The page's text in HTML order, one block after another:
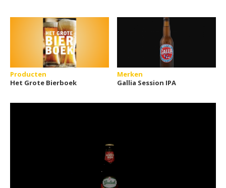
Producten
Het Grote Bierboek
Merken
Gallia Session IPA